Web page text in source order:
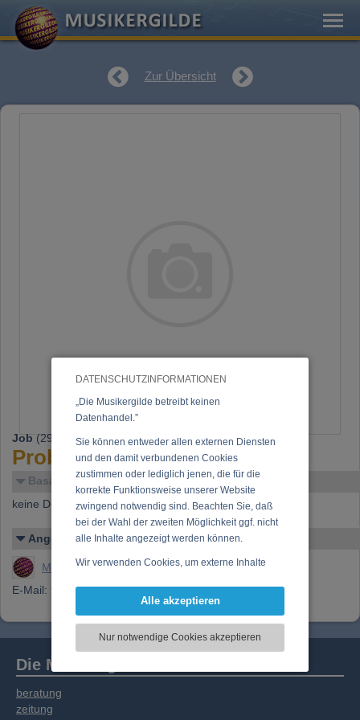
DATENSCHUTZINFORMATIONEN
„Die Musikergilde betreibt keinen
Datenhandel.”
Sie können entweder allen externen Diensten
und den damit verbundenen Cookies
zustimmen oder lediglich jenen, die für die
korrekte Funktionsweise unserer Website
zwingend notwendig sind. Beachten Sie, daß
bei der Wahl der zweiten Möglichkeit ggf. nicht
alle Inhalte angezeigt werden können.
Wir verwenden Cookies, um externe Inhalte
Funktionen für soziale Medien anbieten zu
zu analysieren. Dabei werden ggf.
Informationen zu Ihrer Verwendung unserer
soziale Medien, Werbung und Analysen
Alle akzeptieren
Nur notwendige Cookies akzeptieren
Zur Übersicht
Job (29.10.2009):
Probespielseminar für Viola
Basar-Details
keine Details verfügbar
Angelegt von
Musikergilde Redaktion
E-Mail:vipcc@oestig.at
Die Musikergilde
beratung
zeitung